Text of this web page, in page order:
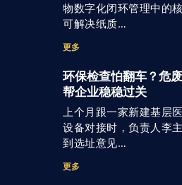
物数字化闭环管理中的
可解决纸质…
更多
环保检查怕翻车？危
帮企业稳稳过关
上个月跟一家新建基层
设备对接时，负责人李
到选址意见…
更多